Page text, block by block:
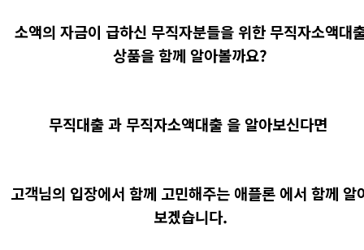
소액의 자금이 급하신 무직자분들을 위한 무직자소액대
상품을 함께 알아볼까요?
무직대출 과 무직자소액대출 을 알아보신다면
고객님의 입장에서 함께 고민해주는 애플론 에서 함께 알
보겠습니다.